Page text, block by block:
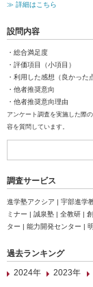
≫ 詳細はこちら
設問内容
・総合満足度
・評価項目（小項目）
・利用した感想（良かった
・他者推奨意向
・他者推奨意向理由
アンケート調査を実施した際
容を質問しています。
調査サービス
進学塾アクシア | 宇部進学
ミナー | 誠泉塾 | 全教研 |
ター | 能力開発センター |
過去ランキング
2024年
2023年